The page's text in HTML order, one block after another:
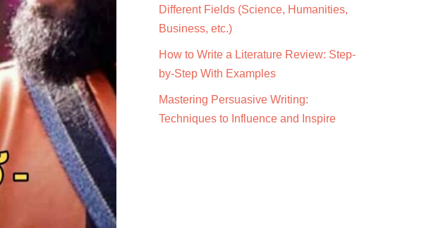
Different Fields (Science, Humanities,
Business, etc.)
How to Write a Literature Review: Step-
by-Step With Examples
Mastering Persuasive Writing:
Techniques to Influence and Inspire